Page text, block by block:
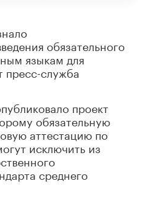
обязательного
языкам для
пресс-служба
проект
обязательную
аттестацию по
исключить из
среднего